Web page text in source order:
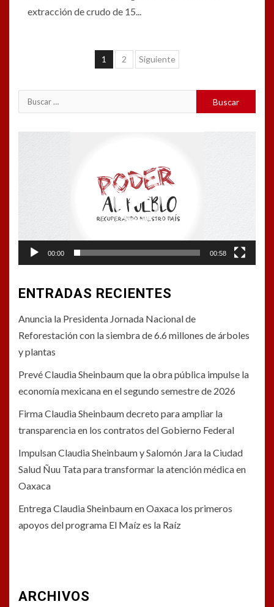
extracción de crudo de 15...
Navegación
1 2 Siguiente
Buscar:
00:00 00:58
ENTRADAS RECIENTES
Anuncia la Presidenta Jornada Nacional de
Reforestación con la siembra de 6.6 millones de árboles
y plantas
Prevé Claudia Sheinbaum que la obra pública impulse la
economía mexicana en el segundo semestre de 2026
Firma Claudia Sheinbaum decreto para ampliar la
transparencia en los contratos del Gobierno Federal
Impulsan Claudia Sheinbaum y Salomón Jara la Ciudad
Salud Ñuu Tata para transformar la atención médica en
Oaxaca
Entrega Claudia Sheinbaum en Oaxaca los primeros
apoyos del programa El Maíz es la Raíz
ARCHIVOS